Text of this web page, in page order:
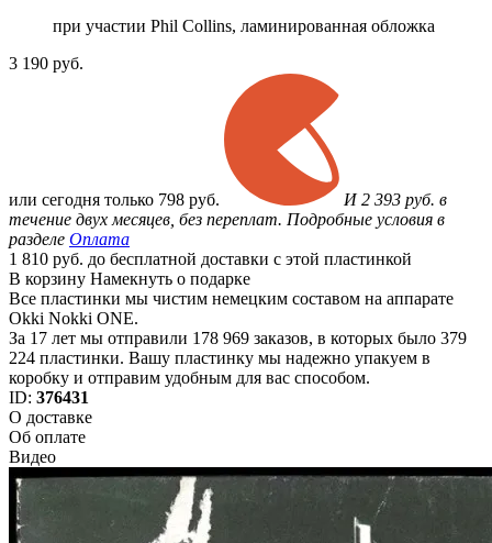
при участии Phil Collins, ламинированная обложка
3 190 руб.
или сегодня только 798 руб.
И 2 393 руб. в
течение двух месяцев, без переплат. Подробные условия в
разделе Оплата
1 810 руб. до бесплатной доставки с этой пластинкой
В корзину Намекнуть о подарке
Все пластинки мы чистим немецким составом на аппарате
Okki Nokki ONE.
За 17 лет мы отправили 178 969 заказов, в которых было 379
224 пластинки. Вашу пластинку мы надежно упакуем в
коробку и отправим удобным для вас способом.
ID: 376431
О доставке
Об оплате
Видео